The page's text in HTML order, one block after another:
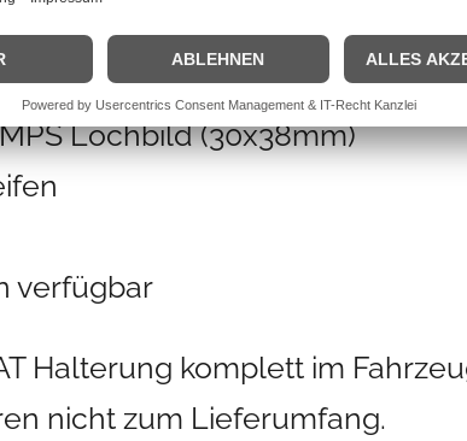
Ø25mm Haltergriffe
Lochbild (30x38mm)
verfügbar
Halterung komplett im
nicht zum Lieferumfang.